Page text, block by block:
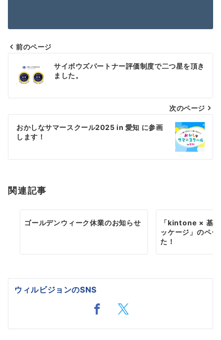
ナ
ビ
ゲ
シ
ン
前のページ
サイボウズパートナー評価制度で二つ星を頂き
ました。
次のページ
おかしなサマースクール2025 in 愛知 に参画
します！
関連記事
ゴールデンウィーク休業のお知らせ
「kintone × 基
ッケージ」のペ
た！
ウィルビジョンのSNS